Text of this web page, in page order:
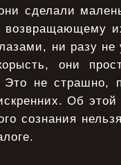
сделали
ни разу не
они
Это не страшно,
Об
сознания